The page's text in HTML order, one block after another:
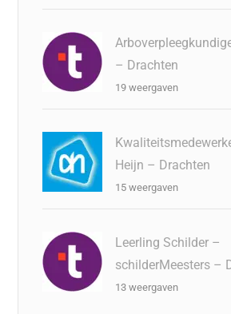
– Drachten
19 weergaven
Heijn – Drachten
15 weergaven
Leerling Schilder –
schilderMeesters –
13 weergaven